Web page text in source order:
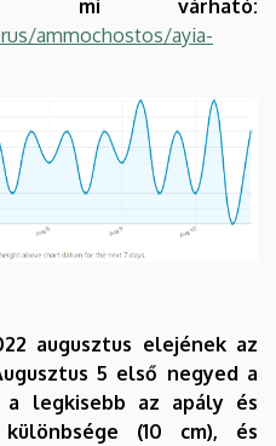
mi várható:
ammochostos/ayia-
augusztus elejének az
5 első negyed a
a legkisebb az apály és
(10 cm), és